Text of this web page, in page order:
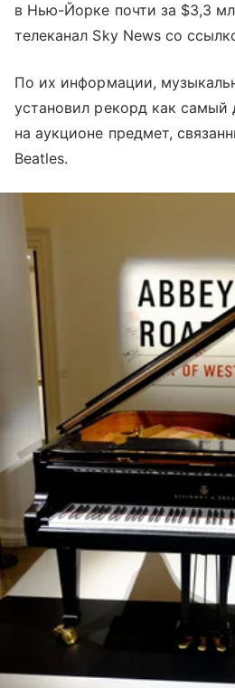
в Нью-Йорке почти за $3,3
телеканал Sky News со
По их информации,
установил рекорд как самый
на аукционе предмет,
Beatles.